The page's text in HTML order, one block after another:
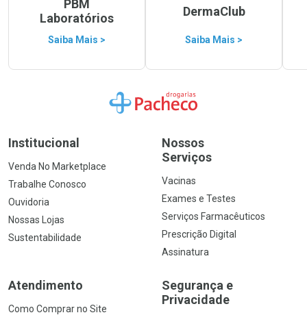
PBM
Laboratórios
Saiba Mais >
DermaClub
Saiba Mais >
Ir para a Home
Institucional
Venda No Marketplace
Trabalhe Conosco
Ouvidoria
Nossas Lojas
Sustentabilidade
Nossos
Serviços
Vacinas
Exames e Testes
Serviços Farmacêuticos
Prescrição Digital
Assinatura
Atendimento
Como Comprar no Site
Segurança e
Privacidade